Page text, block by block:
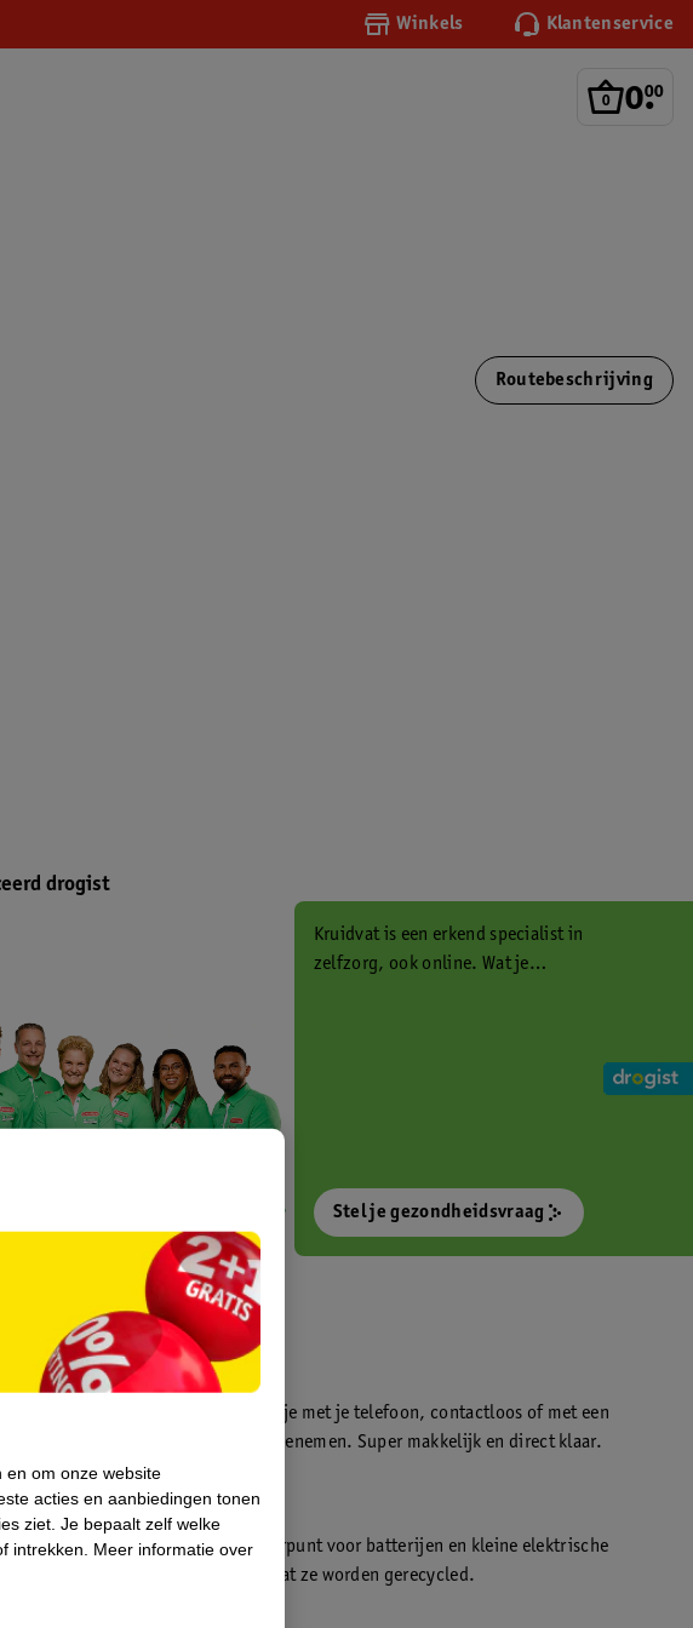
Winkels Klantenservice
0.
00
Routebeschrijving
drogist
Kruidvat is een erkend specialist in
zelfzorg, ook online. Wat je
Stel je gezondheidsvraag
fotokiosk
vind je een fotokiosk waarmee je met je telefoon, contactloos of met een
jouw foto’s direct kan meenemen. Super makkelijk en direct klaar.
inleverpunt
Kruidvat vind je een WeCycle inleverpunt voor batterijen en kleine elektrische
Deze kan je gratis inleveren zodat ze worden gerecycled.
en om onze website
acties en aanbiedingen tonen
ziet. Je bepaalt zelf welke
intrekken.
Meer informatie over